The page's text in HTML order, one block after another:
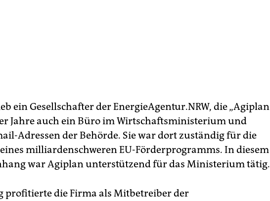
ein Gesellschafter der EnergieAgentur.NRW, die „Agiplan
Jahre auch ein Büro im Wirtschaftsministerium und
Adressen der Behörde. Sie war dort zuständig für die
milliardenschweren EU-Förderprogramms. In diesem
war Agiplan unterstützend für das Ministerium tätig.
profitierte die Firma als Mitbetreiber der